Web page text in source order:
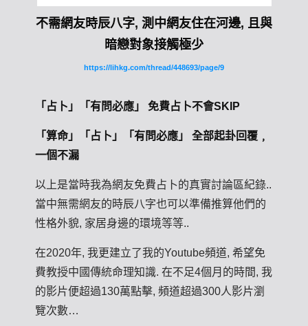
不需網友時辰八字, 測中網友住在河邊, 且與
暗戀對象接觸極少
https://lihkg.com/thread/448693/page/9
「占卜」「有問必應」 免費占卜不會SKIP
「算命」「占卜」「有問必應」 全部起卦回覆﹐
一個不漏
以上是當時我為網友免費占卜的真實討論區紀錄..
當中無需網友的時辰八字也可以準備推算他們的
性格外貌, 家居身邊的環境等等..
在2020年, 我更建立了我的Youtube頻道, 希望免
費教授中國傳統命理知識. 在不足4個月的時間, 我
的影片便超過130萬點擊, 頻道超過300人影片瀏
覽次數…